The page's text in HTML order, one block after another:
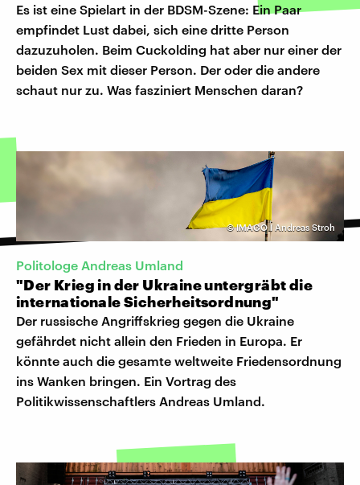
Es ist eine Spielart in der BDSM-Szene: Ein Paar
empfindet Lust dabei, sich eine dritte Person
dazuzuholen. Beim Cuckolding hat aber nur einer der
beiden Sex mit dieser Person. Der oder die andere
schaut nur zu. Was fasziniert Menschen daran?
©IMAGO I Andreas Stroh
Politologe Andreas Umland
"Der Krieg in der Ukraine untergräbt die
internationale Sicherheitsordnung"
Der russische Angriffskrieg gegen die Ukraine
gefährdet nicht allein den Frieden in Europa. Er
könnte auch die gesamte weltweite Friedensordnung
ins Wanken bringen. Ein Vortrag des
Politikwissenschaftlers Andreas Umland.